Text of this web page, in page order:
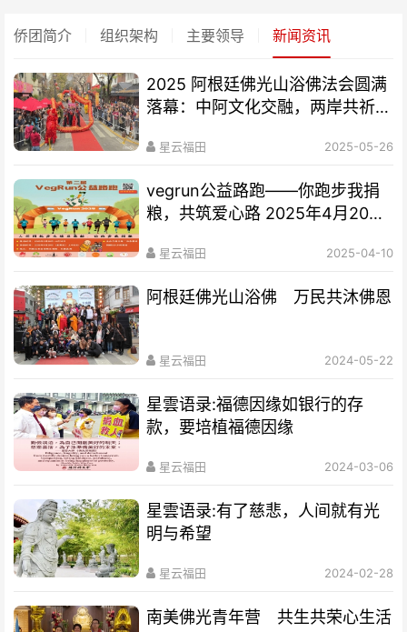
侨团简介 组织架构 主要领导 新闻资讯
2025 阿根廷佛光山浴佛法会圆满
落幕：中阿文化交融，两岸共祈和
星云福田 2025-05-26
vegrun公益路跑——你跑步我捐
粮，共筑爱心路 2025年4月20
星云福田 2025-04-10
阿根廷佛光山浴佛 万民共沐佛恩
星云福田 2024-05-22
星雲语录:福德因缘如银行的存
款，要培植福德因缘
星云福田 2024-03-06
星雲语录:有了慈悲，人间就有光
明与希望
星云福田 2024-02-28
南美佛光青年营 共生共荣心生活